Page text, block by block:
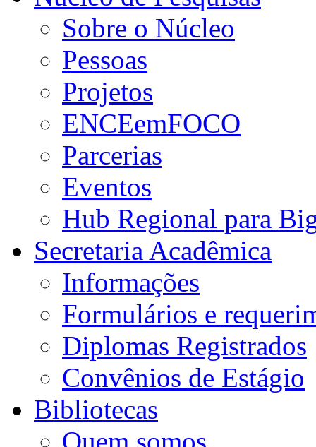
Sobre o Núcleo
Pessoas
Projetos
ENCEemFOCO
Parcerias
Eventos
Hub Regional para
Secretaria Acadêmica
Informações
Formulários e
Diplomas Registrados
Convênios de Estágio
Bibliotecas
Quem somos